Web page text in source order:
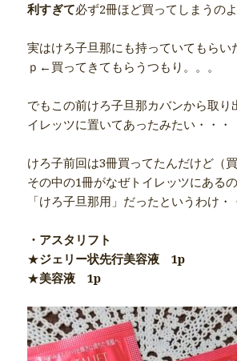
利すぎて必ず2冊ほど買ってしまうのよ
実はけろ子旦那にも持っていてもら
ｐ←買ってきてもらうつもり。。。
でもこの前けろ子旦那カバンから取り
イレッツに置いてあったみたい・・・
けろ子前回は3冊買ってたんだけど（
その中の1冊がなぜトイレッツにある
「けろ子旦那用」だったというわけ・
・アスタリフト
★ジェリー状先行美容液 1p
★美容液 1p